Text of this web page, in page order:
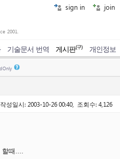
sign in join
2001.
기술문서 번역 게시판(구) 개인정보
Only
작성일시: 2003-10-26 00:40, 조회수: 4,126
할때....